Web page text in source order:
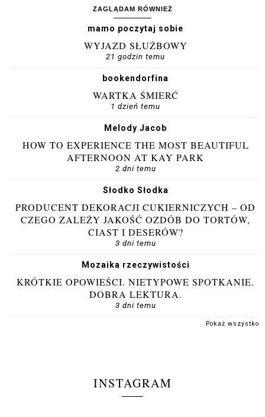
ZAGLĄDAM RÓWNIEŻ
mamo poczytaj sobie
WYJAZD SŁUŻBOWY
21 godzin temu
bookendorfina
WARTKA ŚMIERĆ
1 dzień temu
Melody Jacob
HOW TO EXPERIENCE THE MOST BEAUTIFUL
AFTERNOON AT KAY PARK
2 dni temu
Słodko Słodka
PRODUCENT DEKORACJI CUKIERNICZYCH – OD
CZEGO ZALEŻY JAKOŚĆ OZDÓB DO TORTÓW,
CIAST I DESERÓW?
3 dni temu
Mozaika rzeczywistości
KRÓTKIE OPOWIEŚCI. NIETYPOWE SPOTKANIE.
DOBRA LEKTURA.
3 dni temu
Pokaż wszystko
INSTAGRAM